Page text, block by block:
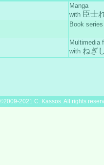
Manga
with 臣士
Book series
Multimedia
with ねぎ
2021 C. Kassos. All rights